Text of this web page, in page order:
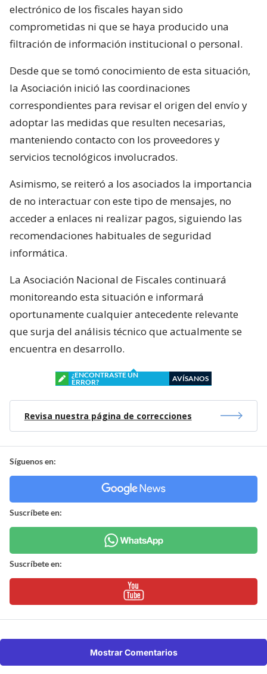
electrónico de los fiscales hayan sido
comprometidas ni que se haya producido una
filtración de información institucional o personal.
Desde que se tomó conocimiento de esta situación,
la Asociación inició las coordinaciones
correspondientes para revisar el origen del envío y
adoptar las medidas que resulten necesarias,
manteniendo contacto con los proveedores y
servicios tecnológicos involucrados.
Asimismo, se reiteró a los asociados la importancia
de no interactuar con este tipo de mensajes, no
acceder a enlaces ni realizar pagos, siguiendo las
recomendaciones habituales de seguridad
informática.
La Asociación Nacional de Fiscales continuará
monitoreando esta situación e informará
oportunamente cualquier antecedente relevante
que surja del análisis técnico que actualmente se
encuentra en desarrollo.
¿ENCONTRASTE UN
ERROR?
AVÍSANOS
Revisa nuestra página de correcciones
Síguenos en:
Suscríbete en:
Suscríbete en:
Mostrar Comentarios